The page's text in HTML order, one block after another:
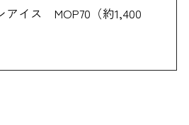
アイス MOP70（約1,400